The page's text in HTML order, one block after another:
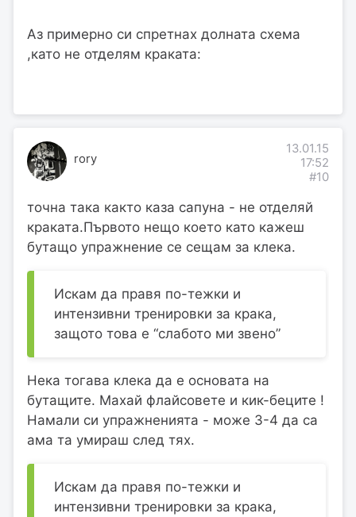
Аз примерно си спретнах долната схема
,като не отделям краката:
rory
13.01.15
17:52
#10
точна така както каза сапуна - не отделяй
краката.Първото нещо което като кажеш
бутащо упражнение се сещам за клека.
Искам да правя по-тежки и
интензивни тренировки за крака,
защото това е “слабото ми звено”
Нека тогава клека да е основата на
бутащите. Махай флайсовете и кик-беците !
Намали си упражненията - може 3-4 да са
ама та умираш след тях.
Искам да правя по-тежки и
интензивни тренировки за крака,